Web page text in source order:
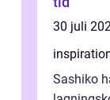
30 juli
Sashiko